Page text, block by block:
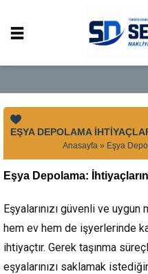
EŞYA DEPOLAMA
Anasayfa » Eşya
Eşya Depolama:
Eşyalarınızı güvenli ve
hem ev hem de işyerlerinde
ihtiyaçtır. Gerek taşınma
eşyalarınızı saklamak